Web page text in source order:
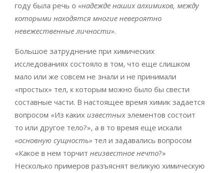
году была речь о «надежде наших алхимиков, между
которыми находятся многие невероятно
невежественные личности».
Большое затруднение при химических
исследованиях состояло в том, что еще слишком
мало или же совсем не знали и не принимали
«простых» тел, к которым можно было бы свести
составные части. В настоящее время химик задается
вопросом «Из каких известныхэлементов состоит
то или другое тело?», а в то время еще искали
«основную сущность» тел и задавались вопросом
«Какое в нем торчит неизвестное нечто?»
Несколько примеров разъяснят великую химическую